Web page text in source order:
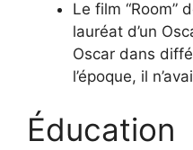
Le film “Room”
lauréat d’un
Oscar dans
l’époque, il
Éducation